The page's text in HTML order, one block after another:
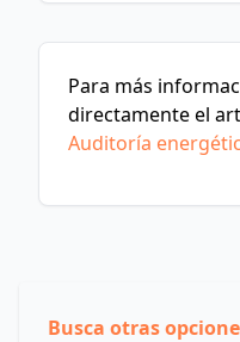
Para más
directamente el
Auditoría
Busca otras